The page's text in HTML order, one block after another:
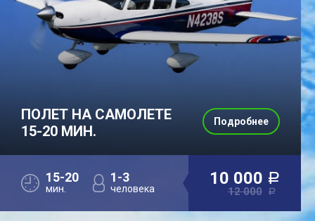
ПОЛЕТ НА САМОЛЕТЕ
15-20 МИН.
15-20
мин.
1-3
человека
10 000 a
12 000 a
Подробнее